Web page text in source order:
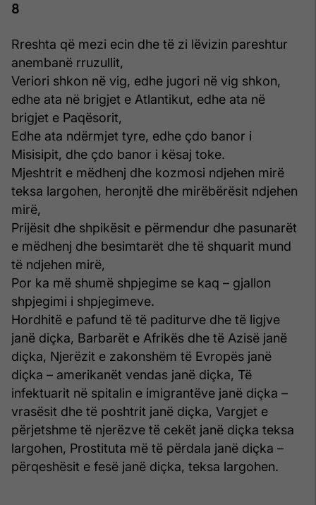
8
Rreshta që mezi ecin dhe të zi lëvizin pareshtur
anembanë rruzullit,
Veriori shkon në vig, edhe jugori në vig shkon,
edhe ata në brigjet e Atlantikut, edhe ata në
brigjet e Paqësorit,
Edhe ata ndërmjet tyre, edhe çdo banor i
Misisipit, dhe çdo banor i kësaj toke.
Mjeshtrit e mëdhenj dhe kozmosi ndjehen mirë
teksa largohen, heronjtë dhe mirëbërësit ndjehen
mirë,
Prijësit dhe shpikësit e përmendur dhe pasunarët
e mëdhenj dhe besimtarët dhe të shquarit mund
të ndjehen mirë,
Por ka më shumë shpjegime se kaq – gjallon
shpjegimi i shpjegimeve.
Hordhitë e pafund të të paditurve dhe të ligjve
janë diçka, Barbarët e Afrikës dhe të Azisë janë
diçka, Njerëzit e zakonshëm të Evropës janë
diçka – amerikanët vendas janë diçka, Të
infektuarit në spitalin e imigrantëve janë diçka –
vrasësit dhe të poshtrit janë diçka, Vargjet e
përjetshme të njerëzve të cekët janë diçka teksa
largohen, Prostituta më të përdala janë diçka –
përqeshësit e fesë janë diçka, teksa largohen.